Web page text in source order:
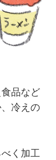
品など
冷えの
く加工